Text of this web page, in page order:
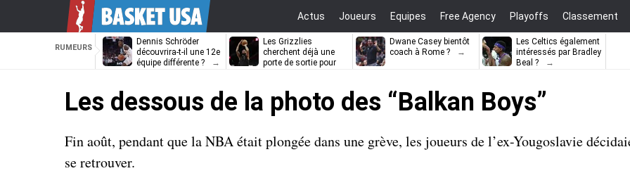
Actus Joueurs Equipes Free Agency Playoffs Classement
RUMEURS
Dennis Schröder
découvrira-t-il une 12e
équipe différente ?
Les Grizzlies
cherchent déjà une
porte de sortie pour
Dwane Casey bientôt
coach à Rome ?
Les Celtics également
intéressés par Bradley
Beal ?
Les dessous de la photo des “Balkan Boys”
Fin août, pendant que la NBA était plongée dans une grève, les joueurs de l’ex-Yougoslavie
se retrouver.